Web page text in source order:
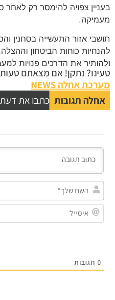
בעניין צפויה להימסר רק לאחר
מעמיקה.
תושבי אזור התעשייה בסחנין
להנחיות כוחות הביטחון
ולהותיר את הדרכים פנויות
טעינו? נתקן! אם מצאתם
מערכת אחלה NEWS
אחלה תגובות כתבו את
0תגובות